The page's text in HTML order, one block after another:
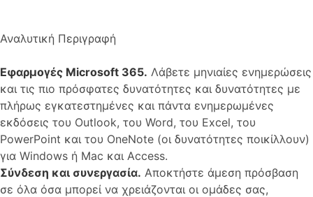
Αναλυτική Περιγραφή
Εφαρμογές Microsoft 365. Λάβετε μηνιαίες ενημερώσεις
και τις πιο πρόσφατες δυνατότητες και δυνατότητες με
πλήρως εγκατεστημένες και πάντα ενημερωμένες
εκδόσεις του Outlook, του Word, του Excel, του
PowerPoint και του OneNote (οι δυνατότητες ποικίλλουν)
για Windows ή Mac και Access.
Σύνδεση και συνεργασία. Αποκτήστε άμεση πρόσβαση
σε όλα όσα μπορεί να χρειάζονται οι ομάδες σας,